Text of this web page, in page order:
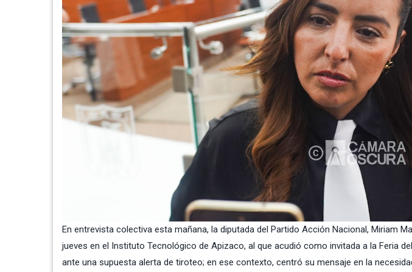
En entrevista colectiva esta mañana, la diputada del Partido Acción Nacional, Miriam
jueves en el Instituto Tecnológico de Apizaco, al que acudió como invitada a la Feria
ante una supuesta alerta de tiroteo; en ese contexto, centró su mensaje en la